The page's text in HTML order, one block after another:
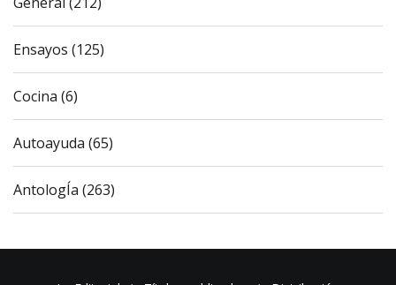
Ensayos (125)
Cocina (6)
Autoayuda (65)
AntologÍa (263)